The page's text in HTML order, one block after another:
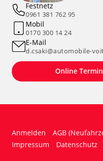
Festnetz
0961 381 762 95
Mobil
0170 300 14 24
E-Mail
d.csaki@automobile-
Online Termin
Anmelden AGB
Impressum
Datenschutz